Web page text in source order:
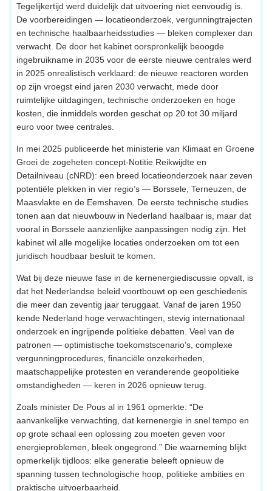
Tegelijkertijd werd duidelijk dat uitvoering niet eenvoudig is.
De voorbereidingen — locatieonderzoek, vergunningtrajecten
en technische haalbaarheidsstudies — bleken complexer dan
verwacht. De door het kabinet oorspronkelijk beoogde
ingebruikname in 2035 voor de eerste nieuwe centrales werd
in 2025 onrealistisch verklaard: de nieuwe reactoren worden
op zijn vroegst eind jaren 2030 verwacht, mede door
ruimtelijke uitdagingen, technische onderzoeken en hoge
kosten, die inmiddels worden geschat op 20 tot 30 miljard
euro voor twee centrales.
In mei 2025 publiceerde het ministerie van Klimaat en Groene
Groei de zogeheten concept-Notitie Reikwijdte en
Detailniveau (cNRD): een breed locatieonderzoek naar zeven
potentiële plekken in vier regio’s — Borssele, Terneuzen, de
Maasvlakte en de Eemshaven. De eerste technische studies
tonen aan dat nieuwbouw in Nederland haalbaar is, maar dat
vooral in Borssele aanzienlijke aanpassingen nodig zijn. Het
kabinet wil alle mogelijke locaties onderzoeken om tot een
juridisch houdbaar besluit te komen.
Wat bij deze nieuwe fase in de kernenergiediscussie opvalt, is
dat het Nederlandse beleid voortbouwt op een geschiedenis
die meer dan zeventig jaar teruggaat. Vanaf de jaren 1950
kende Nederland hoge verwachtingen, stevig internationaal
onderzoek en ingrijpende politieke debatten. Veel van de
patronen — optimistische toekomstscenario’s, complexe
vergunningprocedures, financiële onzekerheden,
maatschappelijke protesten en veranderende geopolitieke
omstandigheden — keren in 2026 opnieuw terug.
Zoals minister De Pous al in 1961 opmerkte: “De
aanvankelijke verwachting, dat kernenergie in snel tempo en
op grote schaal een oplossing zou moeten geven voor
energieproblemen, bleek ongegrond.” Die waarneming blijkt
opmerkelijk tijdloos: elke generatie beleeft opnieuw de
spanning tussen technologische hoop, politieke ambities en
praktische uitvoerbaarheid.